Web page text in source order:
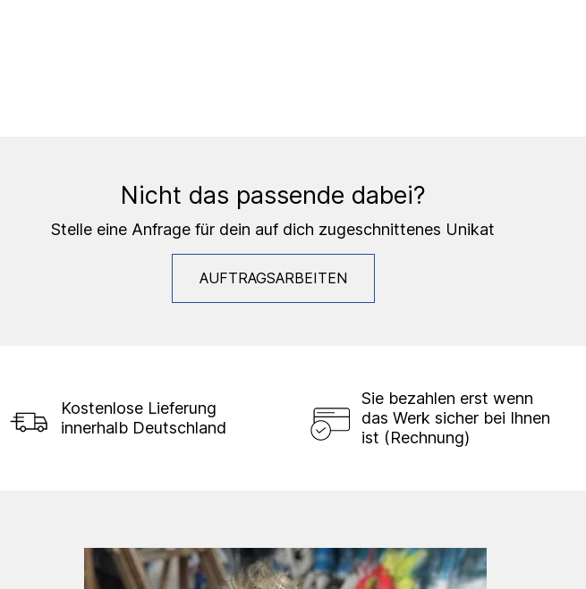
Nicht das passende dabei?
Stelle eine Anfrage für dein auf dich zugeschnittenes Unikat
AUFTRAGSARBEITEN
Kostenlose Lieferung
innerhalb Deutschland
Sie bezahlen erst wenn
das Werk sicher bei Ihnen
ist (Rechnung)